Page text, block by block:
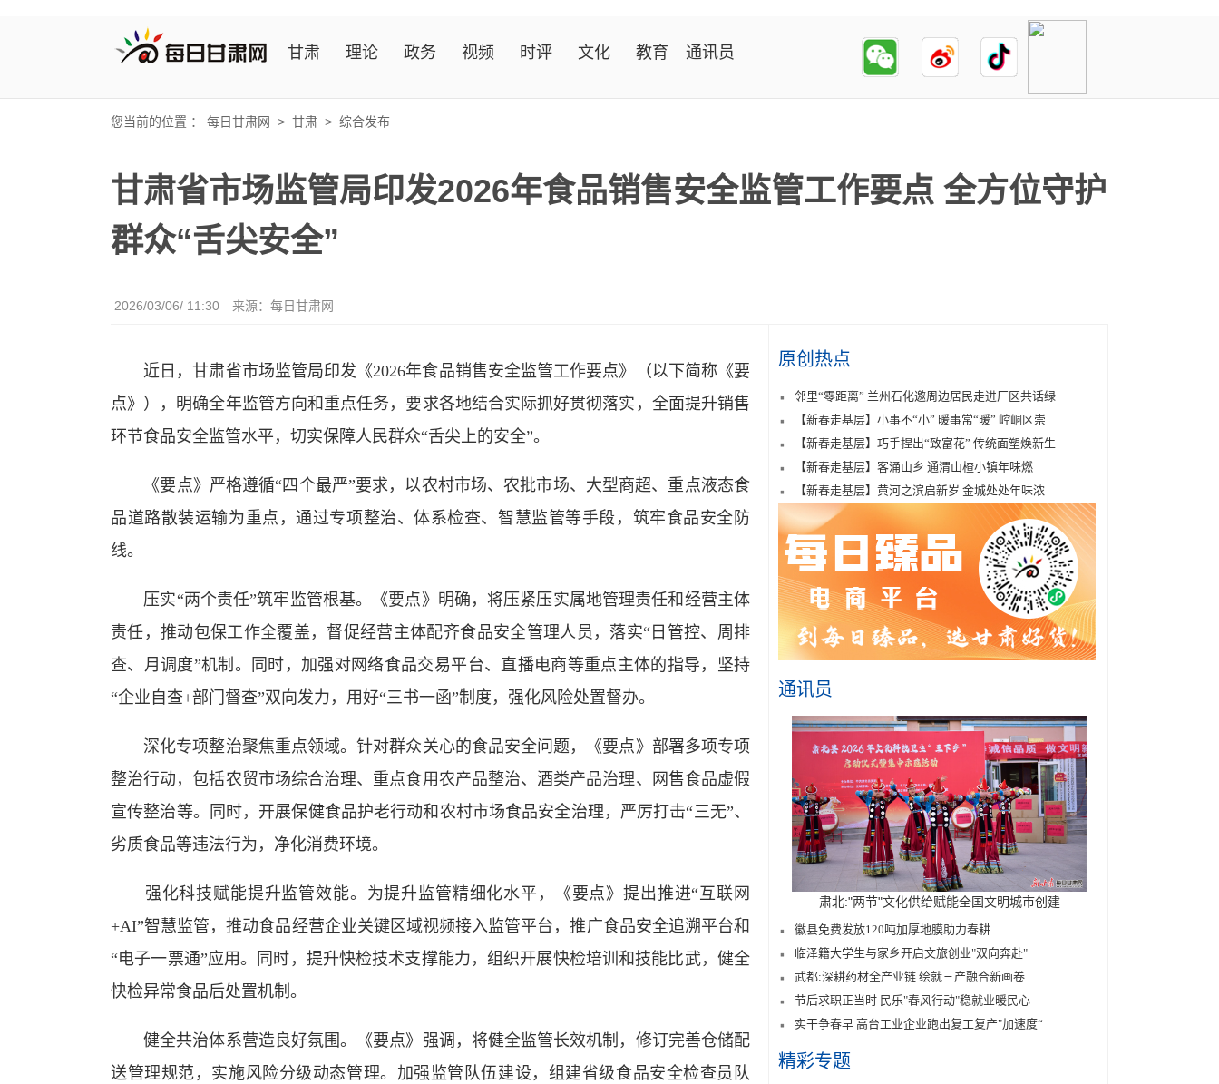
甘肃 理论 政务 视频 时评 文化 教育 通讯员
您当前的位置 ： 每日甘肃网 > 甘肃 > 综合发布
甘肃省市场监管局印发2026年食品销售安全监管工作要点 全方位守护
群众“舌尖安全”
2026/03/06/ 11:30 来源： 每日甘肃网
近日，甘肃省市场监管局印发《2026年食品销售安全监管工作要点》（以下简称《要
点》），明确全年监管方向和重点任务，要求各地结合实际抓好贯彻落实，全面提升销售
环节食品安全监管水平，切实保障人民群众“舌尖上的安全”。
《要点》严格遵循“四个最严”要求，以农村市场、农批市场、大型商超、重点液态食
品道路散装运输为重点，通过专项整治、体系检查、智慧监管等手段，筑牢食品安全防
线。
压实“两个责任”筑牢监管根基。《要点》明确，将压紧压实属地管理责任和经营主体
责任，推动包保工作全覆盖，督促经营主体配齐食品安全管理人员，落实“日管控、周排
查、月调度”机制。同时，加强对网络食品交易平台、直播电商等重点主体的指导，坚持
“企业自查+部门督查”双向发力，用好“三书一函”制度，强化风险处置督办。
深化专项整治聚焦重点领域。针对群众关心的食品安全问题，《要点》部署多项专项
整治行动，包括农贸市场综合治理、重点食用农产品整治、酒类产品治理、网售食品虚假
宣传整治等。同时，开展保健食品护老行动和农村市场食品安全治理，严厉打击“三无”、
劣质食品等违法行为，净化消费环境。
强化科技赋能提升监管效能。为提升监管精细化水平，《要点》提出推进“互联网
+AI”智慧监管，推动食品经营企业关键区域视频接入监管平台，推广食品安全追溯平台和
“电子一票通”应用。同时，提升快检技术支撑能力，组织开展快检培训和技能比武，健全
快检异常食品后处置机制。
健全共治体系营造良好氛围。《要点》强调，将健全监管长效机制，修订完善仓储配
送管理规范，实施风险分级动态管理。加强监管队伍建设，组建省级食品安全检查员队
原创热点
邻里“零距离” 兰州石化邀周边居民走进厂区共话绿
【新春走基层】小事不“小” 暖事常“暖” 崆峒区崇
【新春走基层】巧手捏出“致富花” 传统面塑焕新生
【新春走基层】客涌山乡 通渭山楂小镇年味燃
【新春走基层】黄河之滨启新岁 金城处处年味浓
通讯员
肃北:"两节"文化供给赋能全国文明城市创建
徽县免费发放120吨加厚地膜助力春耕
临泽籍大学生与家乡开启文旅创业"双向奔赴"
武都:深耕药材全产业链 绘就三产融合新画卷
节后求职正当时 民乐"春风行动"稳就业暖民心
实干争春早 高台工业企业跑出复工复产"加速度“
精彩专题